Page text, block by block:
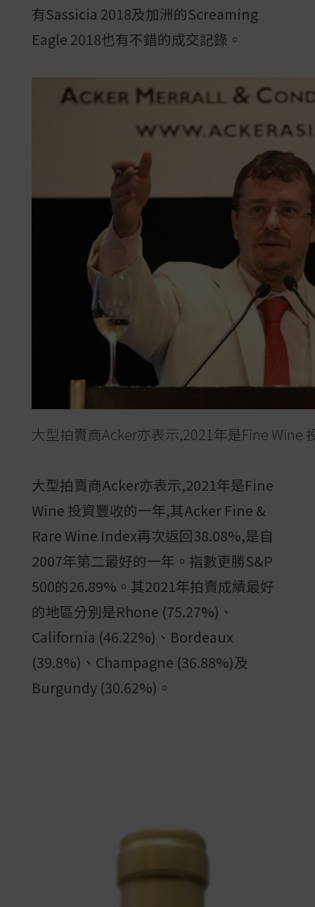
有Sassicia 2018及加洲的Screaming
Eagle 2018也有不錯的成交記錄。
大型拍賣商Acker亦表示,2021年是Fine Wine
大型拍賣商Acker亦表示,2021年是Fine
Wine 投資豐收的一年,其Acker Fine &
Rare Wine Index再次返回38.08%,是自
2007年第二最好的一年。指數更勝S&P
500的26.89%。其2021年拍賣成績最好
的地區分別是Rhone (75.27%)、
California (46.22%)、Bordeaux
(39.8%)、Champagne (36.88%)及
Burgundy (30.62%)。